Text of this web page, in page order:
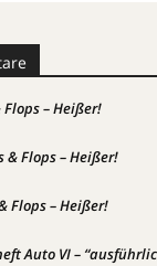
Flops – Heißer!
& Flops – Heißer!
Flops – Heißer!
Auto VI –